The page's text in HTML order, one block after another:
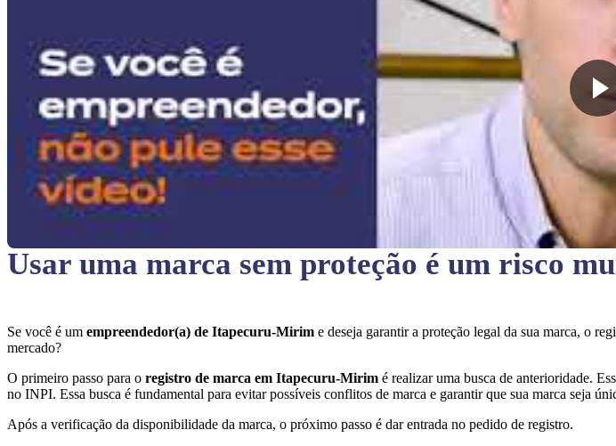
Usar uma marca sem proteção é um risco
Se você é um empreendedor(a) de Itapecuru-Mirim e deseja garantir a proteção legal da sua marca, o
mercado?
O primeiro passo para o registro de marca em Itapecuru-Mirim é realizar uma busca de anterioridade.
no INPI. Essa busca é fundamental para evitar possíveis conflitos de marca e garantir que sua marca seja
Após a verificação da disponibilidade da marca, o próximo passo é dar entrada no pedido de registro.